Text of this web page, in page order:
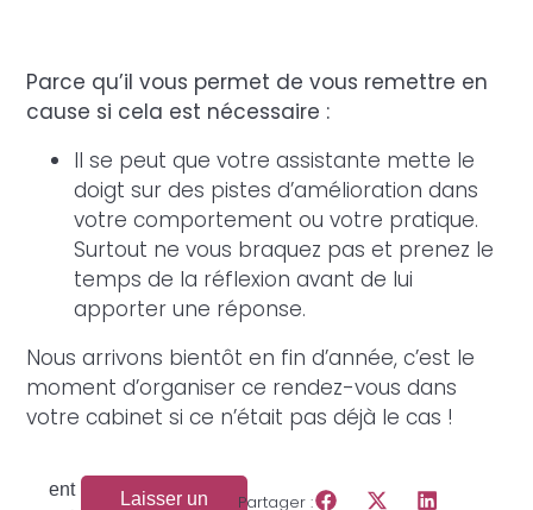
Parce qu’il vous permet de vous remettre en
cause si cela est nécessaire :
Il se peut que votre assistante mette le
doigt sur des pistes d’amélioration dans
votre comportement ou votre pratique.
Surtout ne vous braquez pas et prenez le
temps de la réflexion avant de lui
apporter une réponse.
Nous arrivons bientôt en fin d’année, c’est le
moment d’organiser ce rendez-vous dans
votre cabinet si ce n’était pas déjà le cas !
ent
Laisser un
Partager :